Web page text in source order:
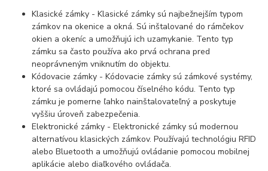
Klasické zámky - Klasické zámky sú najbežnejším typom
zámkov na okenice a okná. Sú inštalované do rámčekov
okien a okeníc a umožňujú ich uzamykanie. Tento typ
zámku sa často používa ako prvá ochrana pred
neoprávneným vniknutím do objektu.
Kódovacie zámky - Kódovacie zámky sú zámkové systémy,
ktoré sa ovládajú pomocou číselného kódu. Tento typ
zámku je pomerne ľahko nainštalovateľný a poskytuje
vyššiu úroveň zabezpečenia.
Elektronické zámky - Elektronické zámky sú modernou
alternatívou klasických zámkov. Používajú technológiu RFID
alebo Bluetooth a umožňujú ovládanie pomocou mobilnej
aplikácie alebo diaľkového ovládača.